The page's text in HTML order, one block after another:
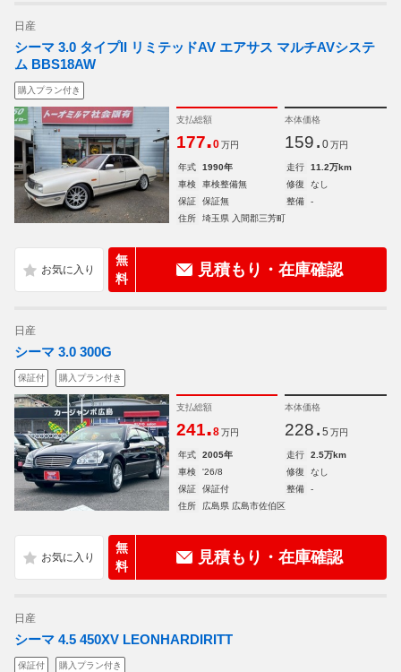
日産
シーマ 3.0 タイプII リミテッドAV エアサス マルチAVシステ
ム BBS18AW
購入プラン付き
支払総額
177.0 万円
本体価格
159. 0 万円
年式 1990年 走行
11.2万km
車検
車検整備無 修復
なし
保証
保証無 整備
-
住所
埼玉県 入間郡三芳町
無
料
見積もり・在庫確認
日産
シーマ 3.0 300G
保証付 購入プラン付き
支払総額
241.8 万円
本体価格
228. 5 万円
年式 2005年 走行
2.5万km
車検
'26/8 修復
なし
保証
保証付 整備
-
住所
広島県 広島市佐伯区
無
料
見積もり・在庫確認
日産
シーマ 4.5 450XV LEONHARDIRITT
保証付 購入プラン付き